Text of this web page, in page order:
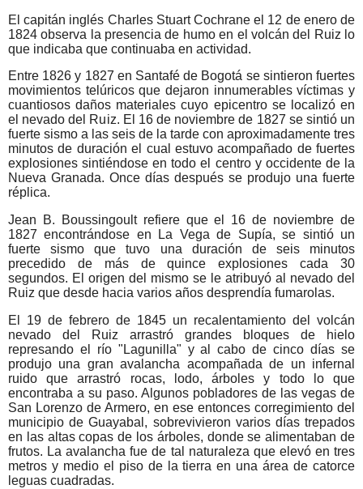
El capitán inglés Charles Stuart Cochrane el 12 de enero de
1824 observa la presencia de humo en el volcán del Ruiz lo
que indicaba que continuaba en actividad.
Entre 1826 y 1827 en Santafé de Bogotá se sintieron fuertes
movimientos telúricos que dejaron innumerables víctimas y
cuantiosos daños materiales cuyo epicentro se localizó en
el nevado del Ruiz. El 16 de noviembre de 1827 se sintió un
fuerte sismo a las seis de la tarde con aproximadamente tres
minutos de duración el cual estuvo acompañado de fuertes
explosiones sintiéndose en todo el centro y occidente de la
Nueva Granada. Once días después se produjo una fuerte
réplica.
Jean B. Boussingoult refiere que el 16 de noviembre de
1827 encontrándose en La Vega de Supía, se sintió un
fuerte sismo que tuvo una duración de seis minutos
precedido de más de quince explosiones cada 30
segundos. El origen del mismo se le atribuyó al nevado del
Ruiz que desde hacia varios años desprendía fumarolas.
El 19 de febrero de 1845 un recalentamiento del volcán
nevado del Ruiz arrastró grandes bloques de hielo
represando el río "Lagunilla" y al cabo de cinco días se
produjo una gran avalancha acompañada de un infernal
ruido que arrastró rocas, lodo, árboles y todo lo que
encontraba a su paso. Algunos pobladores de las vegas de
San Lorenzo de Armero, en ese entonces corregimiento del
municipio de Guayabal, sobrevivieron varios días trepados
en las altas copas de los árboles, donde se alimentaban de
frutos. La avalancha fue de tal naturaleza que elevó en tres
metros y medio el piso de la tierra en una área de catorce
leguas cuadradas.